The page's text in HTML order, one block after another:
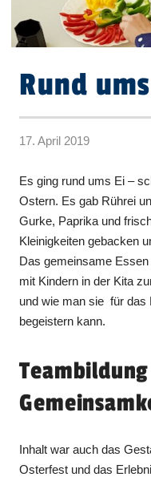
Rund
17. April 2019
Es ging rund ums Ei –
Ostern. Es gab Rührei
Gurke, Paprika und
Kleinigkeiten gebacken
Das gemeinsame
mit Kindern in der Kita
und wie man sie für das
begeistern kann.
Inhalt war auch das
Osterfest und das